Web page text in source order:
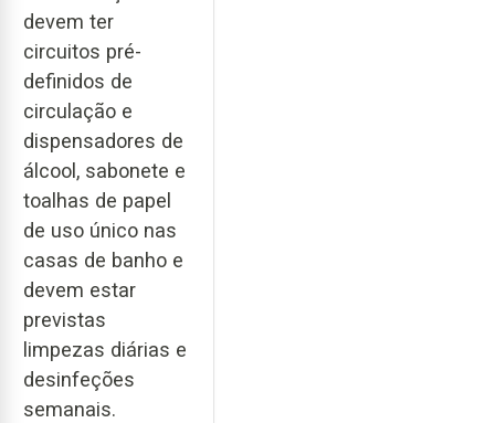
devem ter
circuitos pré-
definidos de
circulação e
dispensadores de
álcool, sabonete e
toalhas de papel
de uso único nas
casas de banho e
devem estar
previstas
limpezas diárias e
desinfeções
semanais.